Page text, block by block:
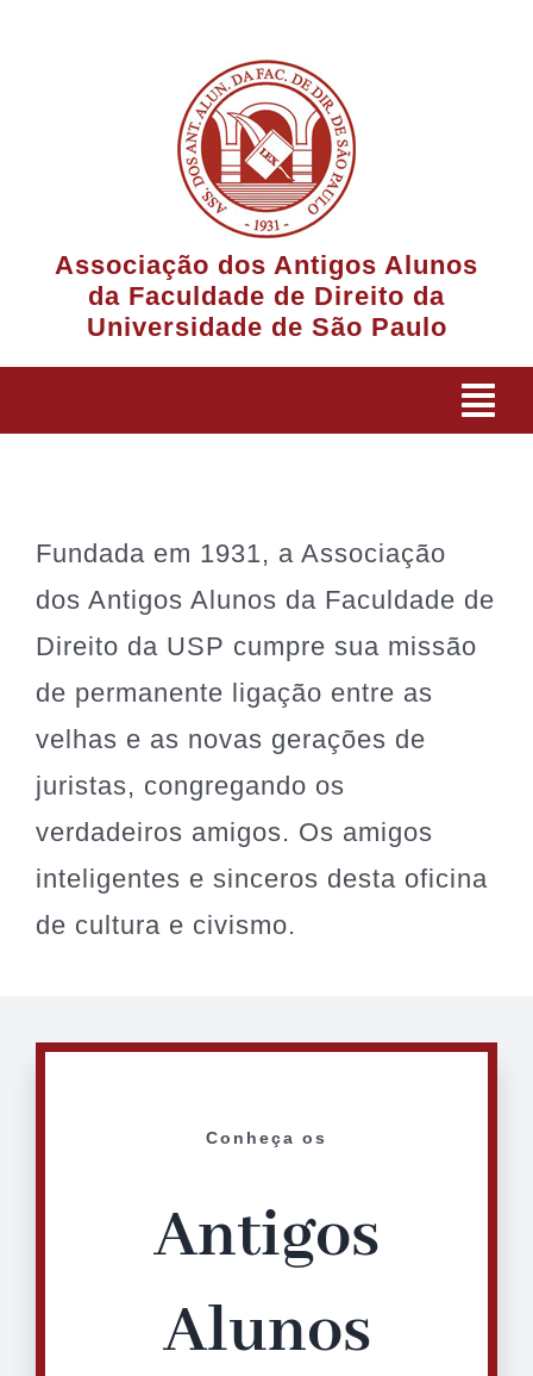
Associação dos Antigos Alunos
da Faculdade de Direito da
Universidade de São Paulo
História
Associe-se
Notícias
Contato
Fundada em 1931, a Associação
dos Antigos Alunos da Faculdade de
Direito da USP cumpre sua missão
de permanente ligação entre as
velhas e as novas gerações de
juristas, congregando os
verdadeiros amigos. Os amigos
inteligentes e sinceros desta oficina
de cultura e civismo.
Conheça os
Antigos
Alunos